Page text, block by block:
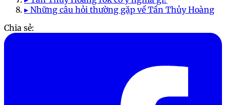
▸ Những câu hỏi thường gặp về Tần Thủy Hoàng
Chia sẻ: